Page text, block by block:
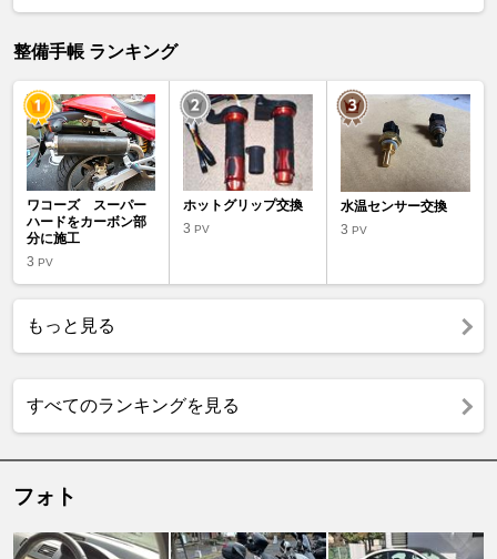
整備手帳 ランキング
ワコーズ スーパー
ハードをカーボン部
分に施工
3 PV
ホットグリップ交換
3PV
水温センサー交換
3 PV
もっと見る
すべてのランキングを見る
フォト